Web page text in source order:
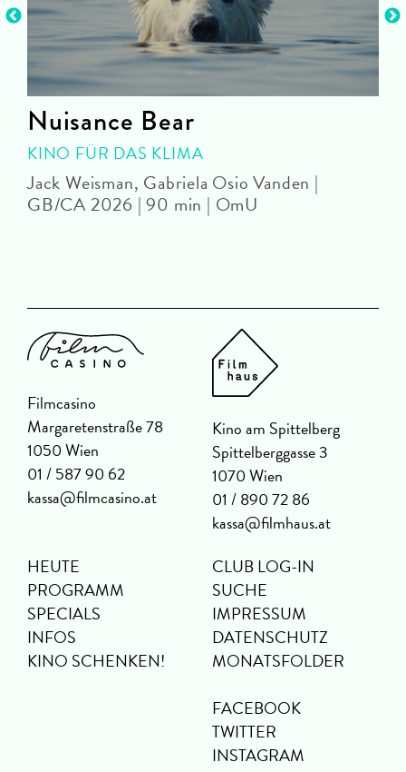
Nuisance Bear
KINO FÜR DAS KLIMA
Jack Weisman, Gabriela Osio Vanden |
GB/CA 2026 | 90 min | OmU
Filmcasino
Margaretenstraße 78
1050 Wien
01 / 587 90 62
kassa@filmcasino.at
Kino am Spittelberg
Spittelberggasse 3
1070 Wien
01 / 890 72 86
kassa@filmhaus.at
HEUTE
PROGRAMM
SPECIALS
INFOS
KINO SCHENKEN!
CLUB LOG-IN
SUCHE
IMPRESSUM
DATENSCHUTZ
MONATSFOLDER
FACEBOOK
TWITTER
INSTAGRAM